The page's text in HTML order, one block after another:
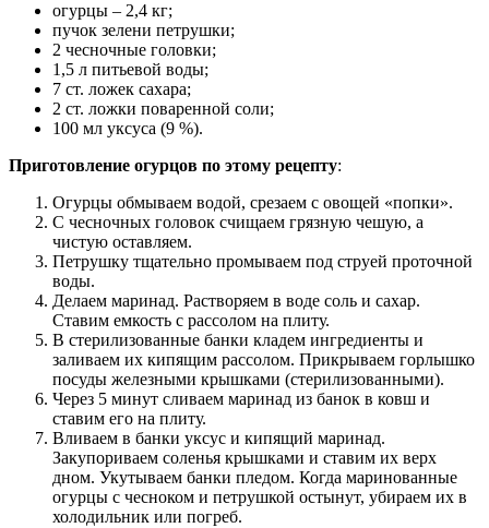
огурцы – 2,4 кг;
пучок зелени петрушки;
2 чесночные головки;
1,5 л питьевой воды;
7 ст. ложек сахара;
2 ст. ложки поваренной соли;
100 мл уксуса (9 %).
Приготовление огурцов по этому рецепту:
Огурцы обмываем водой, срезаем с овощей «попки».
С чесночных головок счищаем грязную чешую, а
чистую оставляем.
Петрушку тщательно промываем под струей проточной
воды.
Делаем маринад. Растворяем в воде соль и сахар.
Ставим емкость с рассолом на плиту.
В стерилизованные банки кладем ингредиенты и
заливаем их кипящим рассолом. Прикрываем горлышко
посуды железными крышками (стерилизованными).
Через 5 минут сливаем маринад из банок в ковш и
ставим его на плиту.
Вливаем в банки уксус и кипящий маринад.
Закупориваем соленья крышками и ставим их верх
дном. Укутываем банки пледом. Когда маринованные
огурцы с чесноком и петрушкой остынут, убираем их в
холодильник или погреб.